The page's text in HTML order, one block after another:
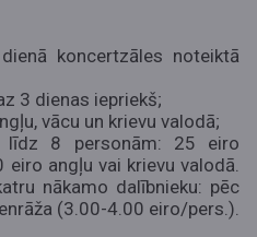
koncertzāles noteiktā
3 dienas iepriekš;
vācu un krievu valodā;
8 personām: 25 eiro
eiro angļu vai krievu valodā.
nākamo dalībnieku: pēc
(3.00-4.00 eiro/pers.).